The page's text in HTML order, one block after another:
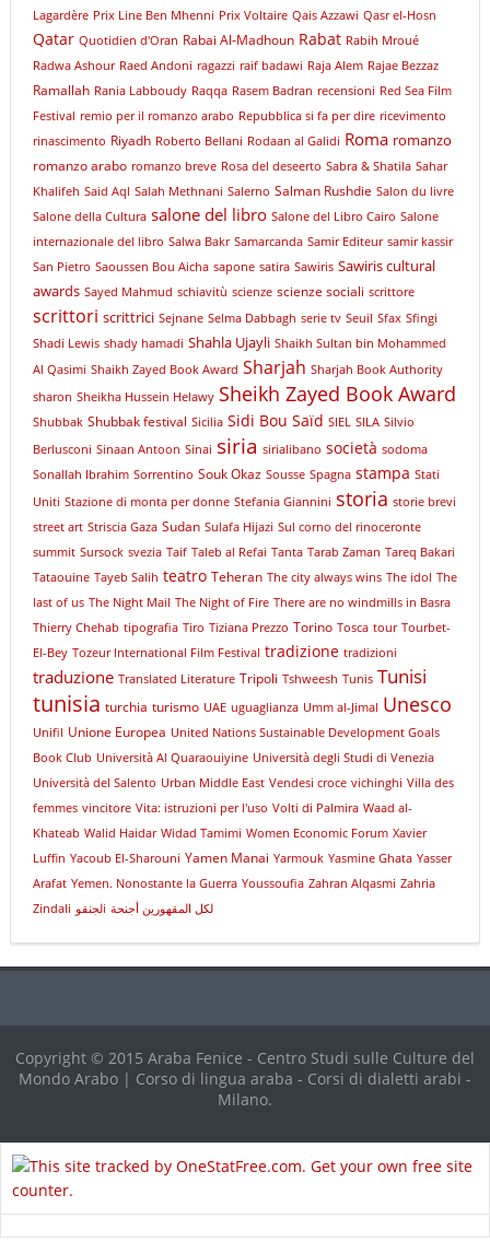
Lagardère Prix Line Ben Mhenni Prix Voltaire Qais Azzawi Qasr el-Hosn
Qatar Quotidien d'Oran Rabai Al-Madhoun Rabat Rabih Mroué
Radwa Ashour Raed Andoni ragazzi raif badawi Raja Alem Rajae Bezzaz
Ramallah Rania Labboudy Raqqa Rasem Badran recensioni Red Sea Film
Festival remio per il romanzo arabo Repubblica si fa per dire ricevimento
rinascimento Riyadh Roberto Bellani Rodaan al Galidi Roma romanzo
romanzo arabo romanzo breve Rosa del deseerto Sabra & Shatila Sahar
Khalifeh Said Aql Salah Methnani Salerno Salman Rushdie Salon du livre
Salone della Cultura salone del libro Salone del Libro Cairo Salone
internazionale del libro Salwa Bakr Samarcanda Samir Editeur samir kassir
San Pietro Saoussen Bou Aicha sapone satira Sawiris Sawiris cultural
awards Sayed Mahmud schiavitù scienze scienze sociali scrittore
scrittori scrittrici Sejnane Selma Dabbagh serie tv Seuil Sfax Sfingi
Shadi Lewis shady hamadi Shahla Ujayli Shaikh Sultan bin Mohammed
Al Qasimi Shaikh Zayed Book Award Sharjah Sharjah Book Authority
sharon Sheikha Hussein Helawy Sheikh Zayed Book Award
Shubbak Shubbak festival Sicilia Sidi Bou Saïd SIEL SILA Silvio
Berlusconi Sinaan Antoon Sinai siria sirialibano società sodoma
Sonallah Ibrahim Sorrentino Souk Okaz Sousse Spagna stampa Stati
Uniti Stazione di monta per donne Stefania Giannini storia storie brevi
street art Striscia Gaza Sudan Sulafa Hijazi Sul corno del rinoceronte
summit Sursock svezia Taif Taleb al Refai Tanta Tarab Zaman Tareq Bakari
Tataouine Tayeb Salih teatro Teheran The city always wins The idol The
last of us The Night Mail The Night of Fire There are no windmills in Basra
Thierry Chehab tipografia Tiro Tiziana Prezzo Torino Tosca tour Tourbet-
El-Bey Tozeur International Film Festival tradizione tradizioni
traduzione Translated Literature Tripoli Tshweesh Tunis Tunisi
tunisia turchia turismo UAE uguaglianza Umm al-Jimal Unesco
Unifil Unione Europea United Nations Sustainable Development Goals
Book Club Università Al Quaraouiyine Università degli Studi di Venezia
Università del Salento Urban Middle East Vendesi croce vichinghi Villa des
femmes vincitore Vita: istruzioni per l'uso Volti di Palmira Waad al-
Khateab Walid Haidar Widad Tamimi Women Economic Forum Xavier
Luffin Yacoub El-Sharouni Yamen Manai Yarmouk Yasmine Ghata Yasser
Arafat Yemen. Nonostante la Guerra Youssoufia Zahran Alqasmi Zahria
Zindali
لجنقوi لكل المقهورين أجنحة
Copyright © 2015 Araba Fenice - Centro Studi sulle Culture del
Mondo Arabo | Corso di lingua araba - Corsi di dialetti arabi -
Milano.